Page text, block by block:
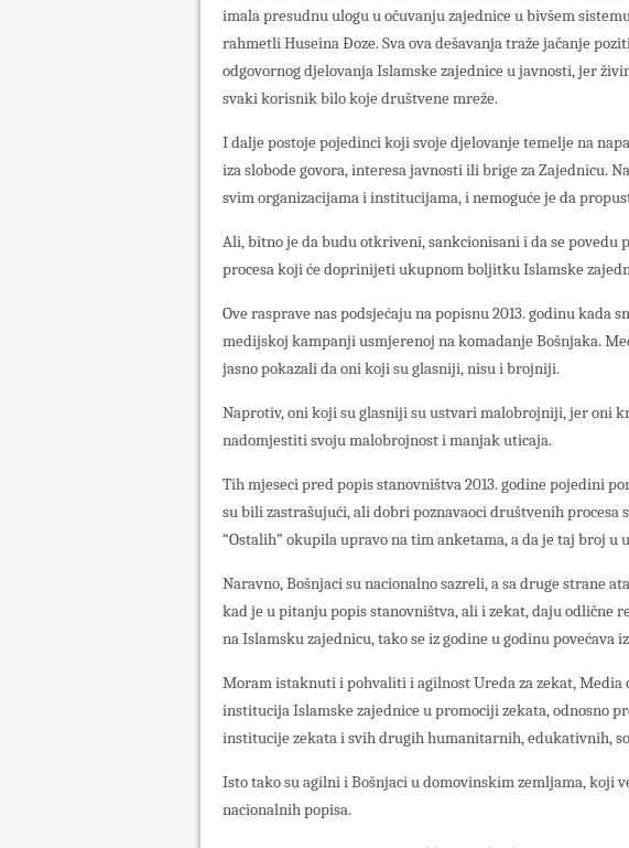
imala presudnu ulogu u očuvanju zajednice u bivšem
rahmetli Huseina Đoze. Sva ova dešavanja traže jačanje
odgovornog djelovanja Islamske zajednice u javnosti, jer
svaki korisnik bilo koje društvene mreže.
I dalje postoje pojedinci koji svoje djelovanje temelje na
iza slobode govora, interesa javnosti ili brige za Zajednicu.
svim organizacijama i institucijama, i nemoguće je da
Ali, bitno je da budu otkriveni, sankcionisani i da se
procesa koji će doprinijeti ukupnom boljitku Islamske
Ove rasprave nas podsjećaju na popisnu 2013. godinu kada
medijskoj kampanji usmjerenoj na komadanje Bošnjaka.
jasno pokazali da oni koji su glasniji, nisu i brojniji.
Naprotiv, oni koji su glasniji su ustvari malobrojniji, jer oni
nadomjestiti svoju malobrojnost i manjak uticaja.
Tih mjeseci pred popis stanovništva 2013. godine pojedini
su bili zastrašujući, ali dobri poznavaoci društvenih procesa
“Ostalih” okupila upravo na tim anketama, a da je taj broj
Naravno, Bošnjaci su nacionalno sazreli, a sa druge strane
kad je u pitanju popis stanovništva, ali i zekat, daju odlične
na Islamsku zajednicu, tako se iz godine u godinu povećava
Moram istaknuti i pohvaliti i agilnost Ureda za zekat,
institucija Islamske zajednice u promociji zekata, odnosno
institucije zekata i svih drugih humanitarnih, edukativnih,
Isto tako su agilni i Bošnjaci u domovinskim zemljama, koji
nacionalnih popisa.